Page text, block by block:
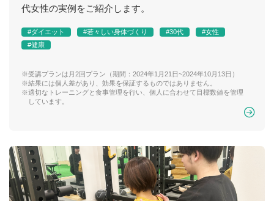
代女性の実例をご紹介します。
#ダイエット #若々しい身体づくり #30代
#女性
#健康
※受講プランは月2回プラン（期間：2024年1月21日~2024年10月13日）
※結果には個人差があり、効果を保証するものではありません。
※適切なトレーニングと食事管理を行い、個人に合わせて目標数値を管理
しています。